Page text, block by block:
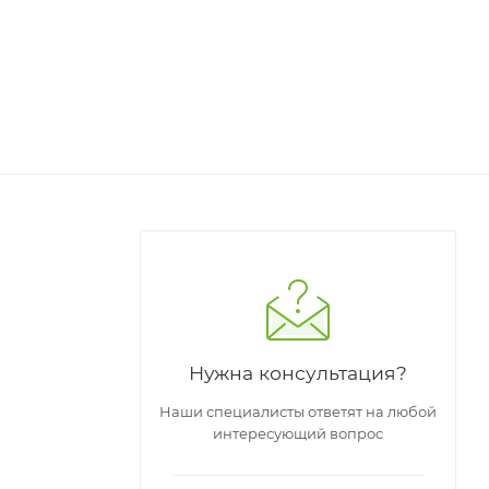
Нужна консультация?
Наши специалисты ответят на любой
интересующий вопрос